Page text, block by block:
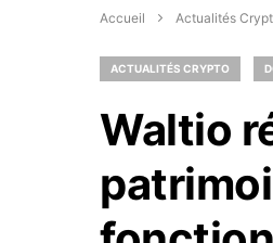
Accueil Actualités
ACTUALITÉS CRYPTO
Waltio